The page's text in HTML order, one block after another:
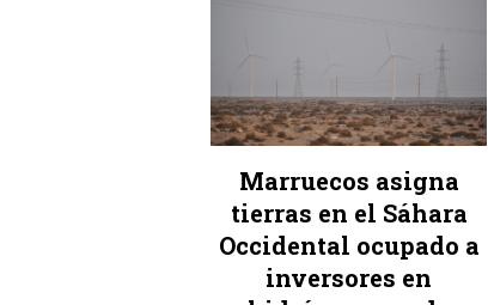
Marruecos asigna
tierras en el Sáhara
Occidental ocupado a
inversores en